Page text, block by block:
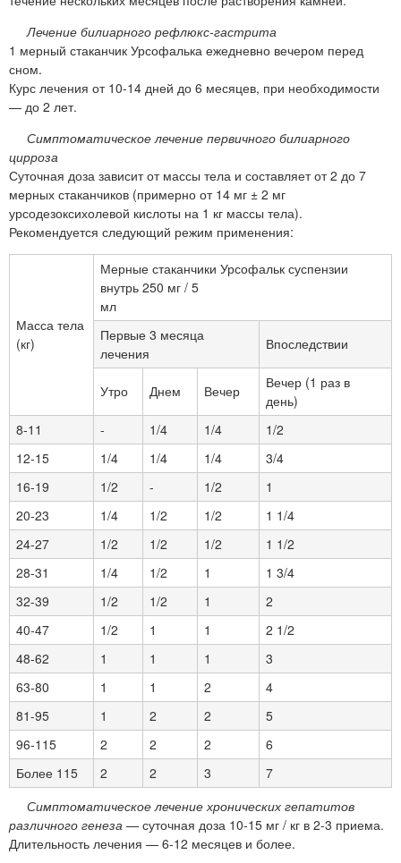
Лечение билиарного рефлюкс-гастрита
1 мерный стаканчик Урсофалька ежедневно вечером перед
сном.
Курс лечения от 10-14 дней до 6 месяцев, при необходимости
— до 2 лет.
Симптоматическое лечение первичного билиарного
цирроза
Суточная доза зависит от массы тела и составляет от 2 до 7
мерных стаканчиков (примерно от 14 мг ± 2 мг
урсодезоксихолевой кислоты на 1 кг массы тела).
Рекомендуется следующий режим применения:
Масса тела
(кг)
Мерные стаканчики Урсофальк суспензии
внутрь 250 мг / 5
мл
Первые 3 месяца
лечения
Впоследствии
Утро Днем Вечер
Вечер (1 раз в
день)
8-11
- 1/4 1/4
1/2
12-15
1/4 1/4 1/4
3/4
16-19
1/2 - 1/2
1
20-23
1/4 1/2 1/2
1 1/4
24-27
1/2 1/2 1/2
1 1/2
28-31
1/4 1/2 1
1 3/4
32-39
1/2 1/2 1
2
40-47
1/2 1 1
2 1/2
48-62
1 1 1
3
63-80
1 1 2
4
81-95
1 2 2
5
96-115
2 2 2
6
Более 115
2 2 3
7
Симптоматическое лечение хронических гепатитов
различного генеза — суточная доза 10-15 мг / кг в 2-3 приема.
Длительность лечения — 6-12 месяцев и более.